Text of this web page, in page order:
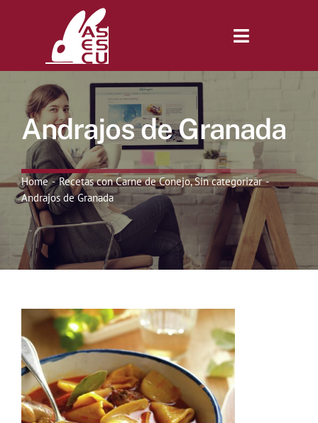
Toggle
Inicio
Revista
Tienda
Lonjas
Noticias
Hazte Socio
Andrajos de Granada
Home Recetas con Carne de Conejo Sin categorizar
Andrajos de Granada